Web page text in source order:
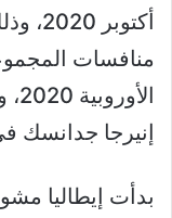
منافسات
إنيرجا جدانسك
بدأت إيطاليا